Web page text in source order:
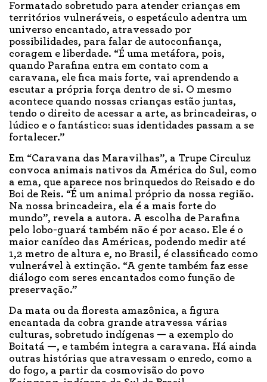
Formatado sobretudo para atender crianças em
territórios vulneráveis, o espetáculo adentra um
universo encantado, atravessado por
possibilidades, para falar de autoconfiança,
coragem e liberdade. “É uma metáfora, pois,
quando Parafina entra em contato com a
caravana, ele fica mais forte, vai aprendendo a
escutar a própria força dentro de si. O mesmo
acontece quando nossas crianças estão juntas,
tendo o direito de acessar a arte, as brincadeiras, o
lúdico e o fantástico: suas identidades passam a se
fortalecer.”
Em “Caravana das Maravilhas”, a Trupe Circuluz
convoca animais nativos da América do Sul, como
a ema, que aparece nos brinquedos do Reisado e do
Boi de Reis. “É um animal próprio da nossa região.
Na nossa brincadeira, ela é a mais forte do
mundo”, revela a autora. A escolha de Parafina
pelo lobo-guará também não é por acaso. Ele é o
maior canídeo das Américas, podendo medir até
1,2 metro de altura e, no Brasil, é classificado como
vulnerável à extinção. “A gente também faz esse
diálogo com seres encantados como função de
preservação.”
Da mata ou da floresta amazônica, a figura
encantada da cobra grande atravessa várias
culturas, sobretudo indígenas — a exemplo do
Boitatá —, e também integra a caravana. Há ainda
outras histórias que atravessam o enredo, como a
do fogo, a partir da cosmovisão do povo